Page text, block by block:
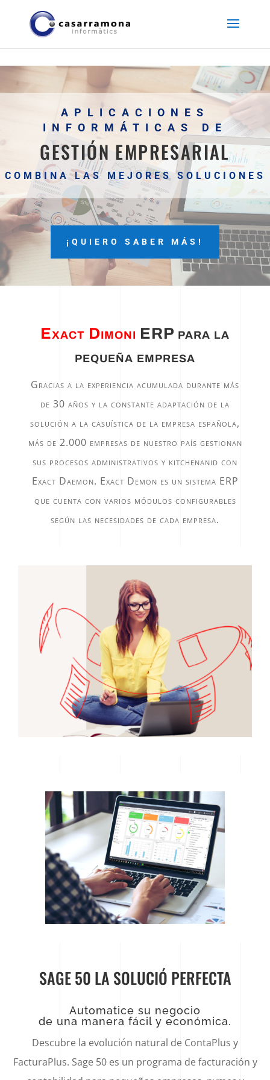
APLICACIONES
INFORMÁTICAS DE
GESTIÓN EMPRESARIAL
COMBINA LAS MEJORES SOLUCIONES
¡QUIERO SABER MÁS!
Exact Dimoni ERP para la
pequeña empresa
Gracias a la experiencia acumulada durante más
de 30 años y la constante adaptación de la
solución a la casuística de la empresa española,
más de 2.000 empresas de nuestro país gestionan
sus procesos administrativos y kitchenanid con
Exact Daemon. Exact Demon es un sistema ERP
que cuenta con varios módulos configurables
según las necesidades de cada empresa.
SAGE 50 LA SOLUCIÓ PERFECTA
Automatice su negocio
de una manera fácil y económica.
Descubre la evolución natural de ContaPlus y
FacturaPlus. Sage 50 es un programa de facturación y